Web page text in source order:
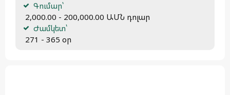
Գումար՝
2,000.00 - 200,000.00 ԱՄՆ դոլար
Ժամկետ՝
271 - 365 օր